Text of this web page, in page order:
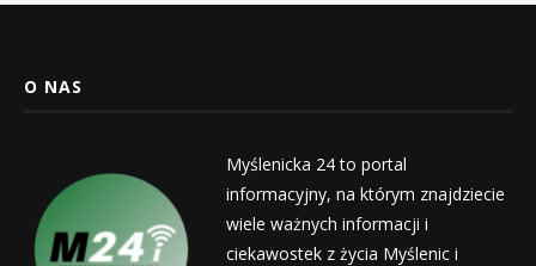
O NAS
Myślenicka 24 to portal
informacyjny, na którym znajdziecie
wiele ważnych informacji i
ciekawostek z życia Myślenic i